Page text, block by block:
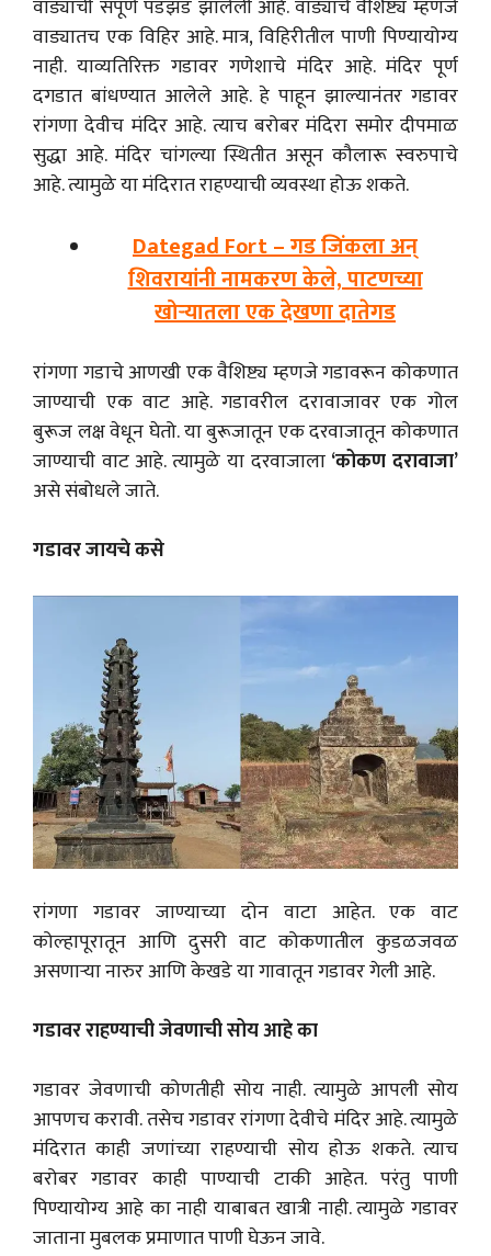
वाड्याची संपूर्ण पडझड झालेली आहे. वाड्याचे वैशिष्ट्य म्हणजे
वाड्यातच एक विहिर आहे. मात्र, विहिरीतील पाणी पिण्यायोग्य
नाही. याव्यतिरिक्त गडावर गणेशाचे मंदिर आहे. मंदिर पूर्ण
दगडात बांधण्यात आलेले आहे. हे पाहून झाल्यानंतर गडावर
रांगणा देवीच मंदिर आहे. त्याच बरोबर मंदिरा समोर दीपमाळ
सुद्धा आहे. मंदिर चांगल्या स्थितीत असून कौलारू स्वरुपाचे
आहे. त्यामुळे या मंदिरात राहण्याची व्यवस्था होऊ शकते.
Dategad Fort – गड जिंकला अन्
शिवरायांनी नामकरण केले, पाटणच्या
खोऱ्यातला एक देखणा दातेगड
रांगणा गडाचे आणखी एक वैशिष्ट्य म्हणजे गडावरून कोकणात
जाण्याची एक वाट आहे. गडावरील दरावाजावर एक गोल
बुरूज लक्ष वेधून घेतो. या बुरूजातून एक दरवाजातून कोकणात
जाण्याची वाट आहे. त्यामुळे या दरवाजाला ‘कोकण दरावाजा’
असे संबोधले जाते.
गडावर जायचे कसे
रांगणा गडावर जाण्याच्या दोन वाटा आहेत. एक वाट
कोल्हापूरातून आणि दुसरी वाट कोकणातील कुडळजवळ
असणाऱ्या नारुर आणि केखडे या गावातून गडावर गेली आहे.
गडावर राहण्याची जेवणाची सोय आहे का
गडावर जेवणाची कोणतीही सोय नाही. त्यामुळे आपली सोय
आपणच करावी. तसेच गडावर रांगणा देवीचे मंदिर आहे. त्यामुळे
मंदिरात काही जणांच्या राहण्याची सोय होऊ शकते. त्याच
बरोबर गडावर काही पाण्याची टाकी आहेत. परंतु पाणी
पिण्यायोग्य आहे का नाही याबाबत खात्री नाही. त्यामुळे गडावर
जाताना मुबलक प्रमाणात पाणी घेऊन जावे.